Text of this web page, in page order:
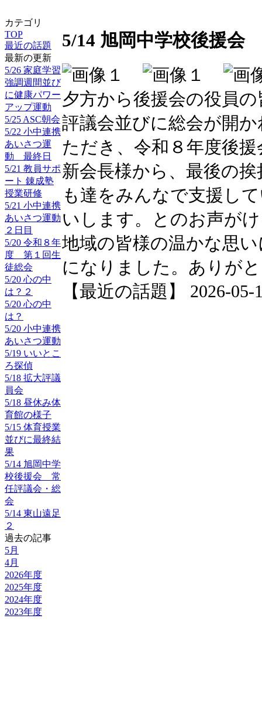
カテゴリ
TOP
最近の話題
最新の更新
5/26 家庭学習
強調週間並び
に健康パワー
アップ運動
5/25 ASC朝会
5/22 小中連携
あいさつ運
動 最終日
5/21 教員サポ
ート 錬成塾
授業研修
5/21 小中連携
あいさつ運動
２日目
5/20 令和８年
度 第１回生
徒総会
5/20 心の中
は？２
5/20 心の中
は？
5/20 小中連携
あいさつ運動
5/19 いいとこ
ろ探偵
5/18 拡大評議
員会
5/18 昼休み体
育館の様子
5/15 体育授業
並びに最終結
果
5/14 旭岡中学
校後援会 常
任評議会・総
会
5/14 東山遠足
２
過去の記事
5月
4月
2026年度
2025年度
2024年度
2023年度
5/14 旭岡中学校後援会
夕方から後援会の役員
評議会並びに総会が開
ただき、令和８年度後
新会長様から、最後の
も達をみんなで支援し
いします。とのお声が
地域の皆様の温かな思
になりました。ありが
【最近の話題】 2026-05-